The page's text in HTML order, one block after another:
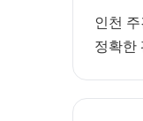
인천
정확한